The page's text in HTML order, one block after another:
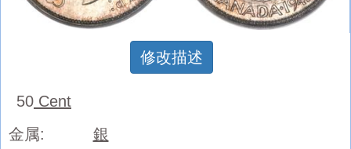
修改描述
50 Cent
金属:
銀